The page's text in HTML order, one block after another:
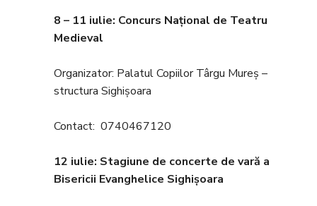
8 – 11 iulie: Concurs Național de Teatru
Medieval
Organizator: Palatul Copiilor Târgu Mureș –
structura Sighișoara
Contact: 0740467120
12 iulie: Stagiune de concerte de vară a
Bisericii Evanghelice Sighișoara